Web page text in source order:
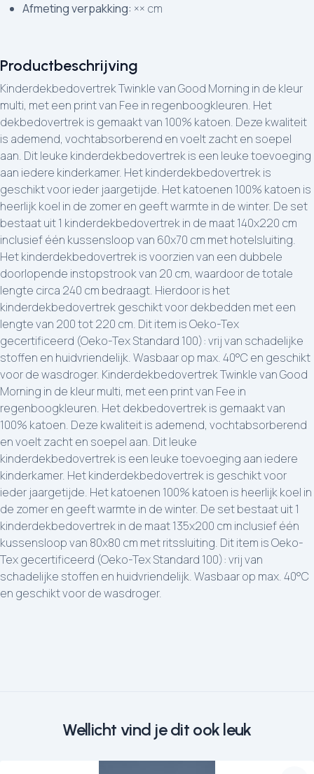
Productbeschrijving
Kinderdekbedovertrek Twinkle van Good Morning in de kleur
multi, met een print van Fee in regenboogkleuren. Het
dekbedovertrek is gemaakt van 100% katoen. Deze kwaliteit
is ademend, vochtabsorberend en voelt zacht en soepel
aan. Dit leuke kinderdekbedovertrek is een leuke toevoeging
aan iedere kinderkamer. Het kinderdekbedovertrek is
geschikt voor ieder jaargetijde. Het katoenen 100% katoen is
heerlijk koel in de zomer en geeft warmte in de winter. De set
bestaat uit 1 kinderdekbedovertrek in de maat 140x220 cm
inclusief één kussensloop van 60x70 cm met hotelsluiting.
Het kinderdekbedovertrek is voorzien van een dubbele
doorlopende instopstrook van 20 cm, waardoor de totale
lengte circa 240 cm bedraagt. Hierdoor is het
kinderdekbedovertrek geschikt voor dekbedden met een
lengte van 200 tot 220 cm. Dit item is Oeko-Tex
gecertificeerd (Oeko-Tex Standard 100): vrij van schadelijke
stoffen en huidvriendelijk. Wasbaar op max. 40°C en geschikt
voor de wasdroger. Kinderdekbedovertrek Twinkle van Good
Morning in de kleur multi, met een print van Fee in
regenboogkleuren. Het dekbedovertrek is gemaakt van
100% katoen. Deze kwaliteit is ademend, vochtabsorberend
en voelt zacht en soepel aan. Dit leuke
kinderdekbedovertrek is een leuke toevoeging aan iedere
kinderkamer. Het kinderdekbedovertrek is geschikt voor
ieder jaargetijde. Het katoenen 100% katoen is heerlijk koel in
de zomer en geeft warmte in de winter. De set bestaat uit 1
kinderdekbedovertrek in de maat 135x200 cm inclusief één
kussensloop van 80x80 cm met ritssluiting. Dit item is Oeko-
Tex gecertificeerd (Oeko-Tex Standard 100): vrij van
schadelijke stoffen en huidvriendelijk. Wasbaar op max. 40°C
en geschikt voor de wasdroger.
Afmeting verpakking: ×× cm
Wellicht vind je dit ook leuk